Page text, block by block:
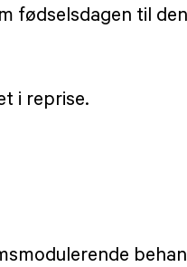
fødselsdagen til
i reprise.